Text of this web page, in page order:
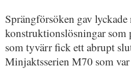
Sprängförsöken gav
konstruktionslösningar
som tyvärr fick ett abrupt
Minjaktsserien M70 som